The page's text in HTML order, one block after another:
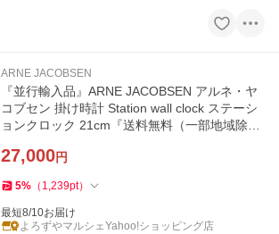
ARNE JACOBSEN
『並行輸入品』ARNE JACOBSEN アルネ・ヤ
コブセン 掛け時計 Station wall clock ステーシ
ョンクロック 21cm『送料無料（一部地域除
27,000円
5% （ 1,239pt）
最短8/10お届け
よろずやマルシェYahoo!ショッピング店